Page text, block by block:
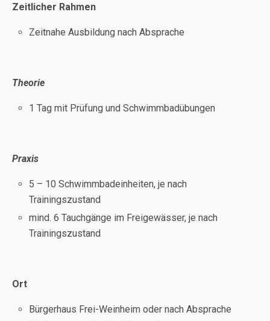
Zeitlicher Rahmen
Zeitnahe Ausbildung nach Absprache
Theorie
1 Tag mit Prüfung und Schwimmbadübungen
Praxis
5 – 10 Schwimmbadeinheiten, je nach
Trainingszustand
mind. 6 Tauchgänge im Freigewässer, je nach
Trainingszustand
Ort
Bürgerhaus Frei-Weinheim oder nach Absprache